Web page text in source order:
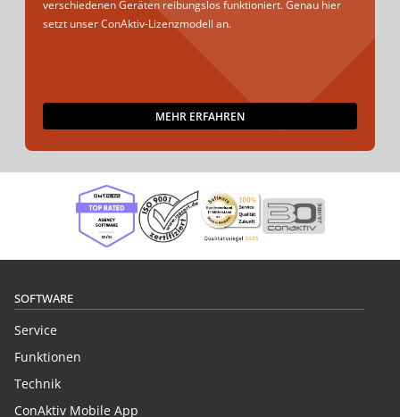
verschiedenen Geräten reibungslos funktioniert. Genau hier
setzt unser ConAktiv-Lizenzmodell an.
MEHR ERFAHREN
SOFTWARE
Service
Funktionen
Technik
ConAktiv Mobile App